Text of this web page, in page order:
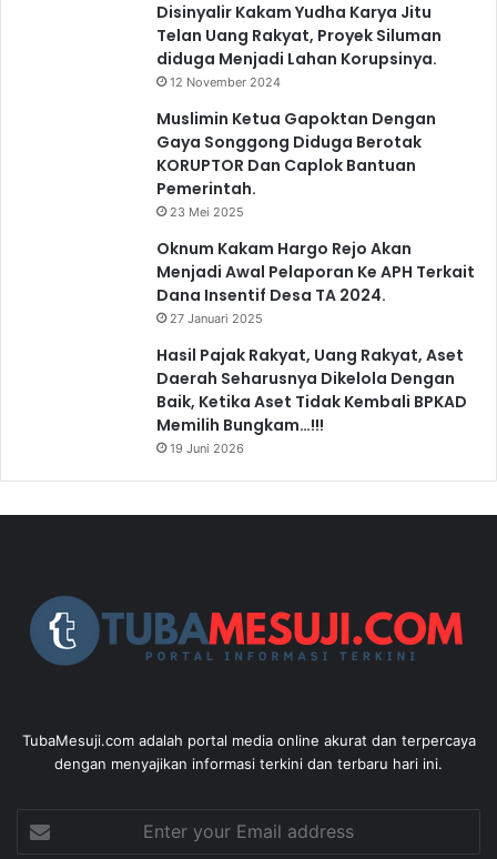
Disinyalir Kakam Yudha Karya Jitu
Telan Uang Rakyat, Proyek Siluman
diduga Menjadi Lahan Korupsinya.
12 November 2024
Muslimin Ketua Gapoktan Dengan
Gaya Songgong Diduga Berotak
KORUPTOR Dan Caplok Bantuan
Pemerintah.
23 Mei 2025
Oknum Kakam Hargo Rejo Akan
Menjadi Awal Pelaporan Ke APH Terkait
Dana Insentif Desa TA 2024.
27 Januari 2025
Hasil Pajak Rakyat, Uang Rakyat, Aset
Daerah Seharusnya Dikelola Dengan
Baik, Ketika Aset Tidak Kembali BPKAD
Memilih Bungkam…!!!
19 Juni 2026
TubaMesuji.com adalah portal media online akurat dan terpercaya
dengan menyajikan informasi terkini dan terbaru hari ini.
your